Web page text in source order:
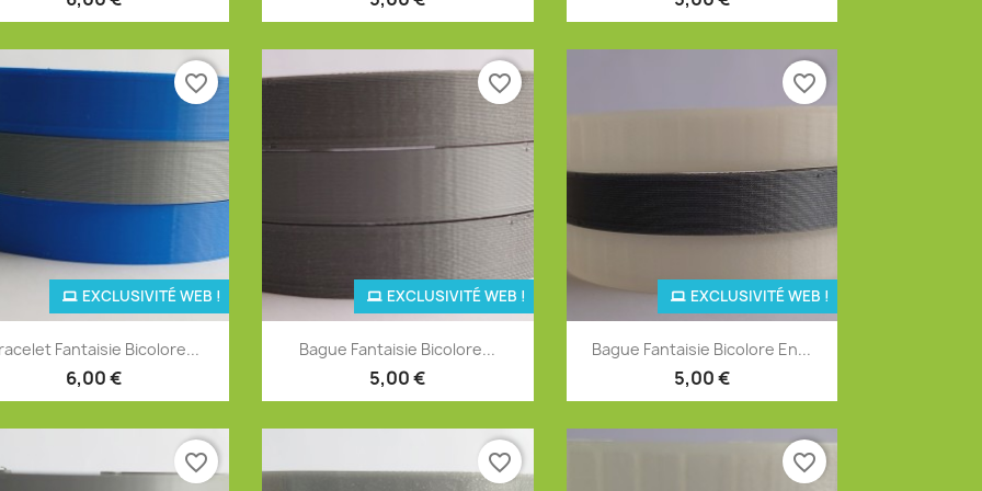
Aperçu rapide
Fantaisie Bicolore...
6,00 €
EXCLUSIVITÉ WEB !
favorite_border
 Aperçu rapide
Bague Fantaisie Bicolore...
5,00 €
EXCLUSIVITÉ WEB !
favorite_border
Aperçu rapide
Bague Fantaisie Bicolore En...
5,00 €
EXCLUSIVITÉ WEB !
favorite_border
favorite_border favorite_border favorite_border